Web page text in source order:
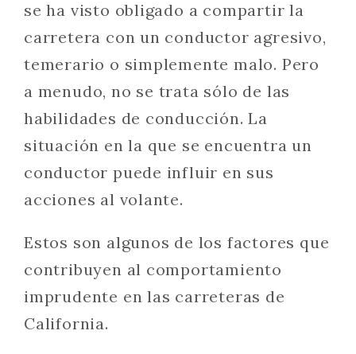
se ha visto obligado a compartir la
carretera con un conductor agresivo,
temerario o simplemente malo. Pero
a menudo, no se trata sólo de las
habilidades de conducción. La
situación en la que se encuentra un
conductor puede influir en sus
acciones al volante.
Estos son algunos de los factores que
contribuyen al comportamiento
imprudente en las carreteras de
California.